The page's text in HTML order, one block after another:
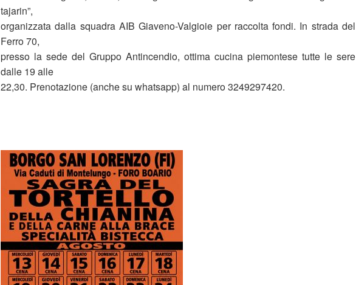
tajarin”,
organizzata dalla squadra AIB Giaveno-Valgioie per raccolta fondi. In strada del
Ferro 70,
presso la sede del Gruppo Antincendio, ottima cucina piemontese tutte le sere
dalle 19 alle
22,30. Prenotazione (anche su whatsapp) al numero 3249297420.